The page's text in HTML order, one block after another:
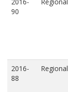
90
2016-
88
Regional